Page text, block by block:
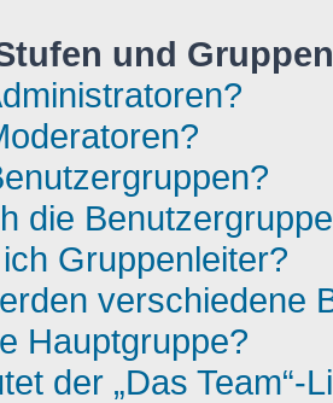
und Gruppen
die
Gruppenleiter?
verschiedene
Hauptgruppe?
der „Das Team“-